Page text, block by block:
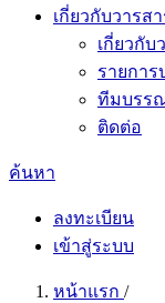
เกี่ยวกับวารสา
เกี่ยวกับ
รายกา
ทีมบรร
ติดต่อ
ค้นหา
ลงทะเบียน
เข้าสู่ระบบ
หน้าแรก /